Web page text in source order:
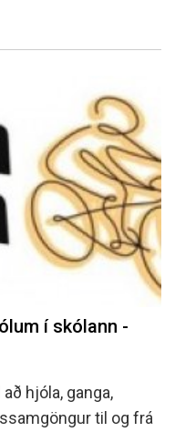
í skólann -
hjóla, ganga,
til og frá